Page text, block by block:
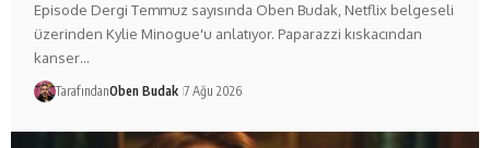
Episode Dergi Temmuz sayısında Oben Budak, Netflix belgeseli
üzerinden Kylie Minogue'u anlatıyor. Paparazzi kıskacından
kanser…
TarafındanOben Budak 7 Ağu 2026